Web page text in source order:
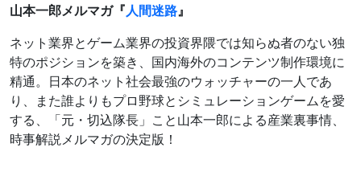
山本一郎メルマガ『人間迷路』
ネット業界とゲーム業界の投資界隈では知らぬ者のない独
特のポジションを築き、国内海外のコンテンツ制作環境に
精通。日本のネット社会最強のウォッチャーの一人であ
り、また誰よりもプロ野球とシミュレーションゲームを愛
する、「元・切込隊長」こと山本一郎による産業裏事情、
時事解説メルマガの決定版！